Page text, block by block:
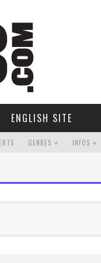
ENGLISH SITE
GENRES INFOS